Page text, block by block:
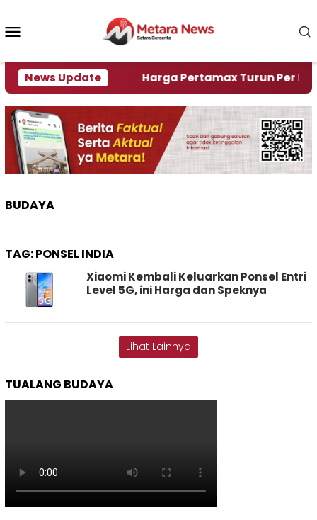
konten
News Update
Krisi Air Harga Pertamax Turun Per Hari Ini,
BUDAYA
TAG:PONSEL INDIA
Xiaomi Kembali Keluarkan Ponsel Entri
Level 5G, ini Harga dan Speknya
Lihat Lainnya
TUALANG BUDAYA